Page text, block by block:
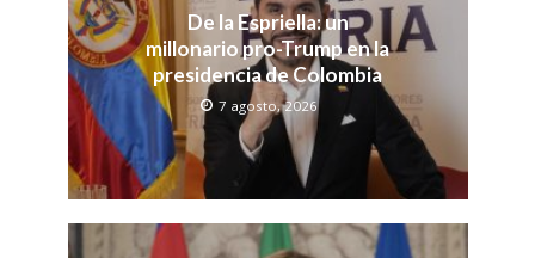
De la Espriella: un
millonario pro-Trump en la
presidencia de Colombia
7 agosto, 2026